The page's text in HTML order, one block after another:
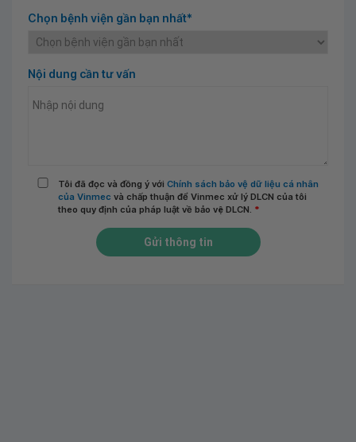
Chọn bệnh viện gần bạn nhất*
Nội dung cần tư vấn
Tôi đã đọc và đồng ý với Chính sách bảo vệ dữ liệu cá nhân
của Vinmec và chấp thuận để Vinmec xử lý DLCN của tôi
theo quy định của pháp luật về bảo vệ DLCN. *
Gửi thông tin